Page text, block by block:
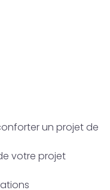
un projet de
votre projet